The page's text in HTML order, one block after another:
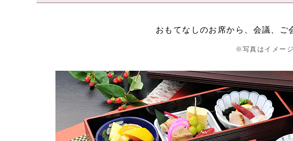
おもてなしのお席から、会議、ご
※写真はイメー